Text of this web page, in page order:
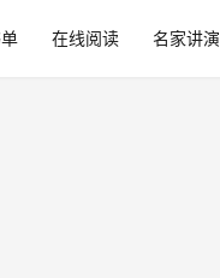
在线阅读 名家讲演